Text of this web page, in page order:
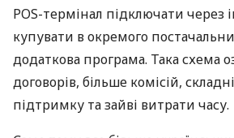
POS-термінал підключати
купувати в окремого
додаткова програма. Така схема
договорів, більше комісій,
підтримку та зайві витрати часу.